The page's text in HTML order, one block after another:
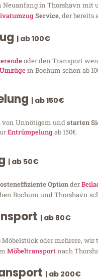
Neuanfang in Thorshavn mit
Service, der bereits
| ab 100€
oder den Transport
in Bochum schon ab
| ab 150€
von Unnötigem undstarten
Entrümpelungab 150€.
| ab 50€
Optionder
Bochum und Thorshavn
| ab 80€
Möbelstück oder mehrere,
Möbeltransportnach
| ab 200€